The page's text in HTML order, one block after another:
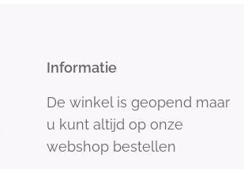
Informatie
De winkel is geopend maar
u kunt altijd op onze
webshop bestellen